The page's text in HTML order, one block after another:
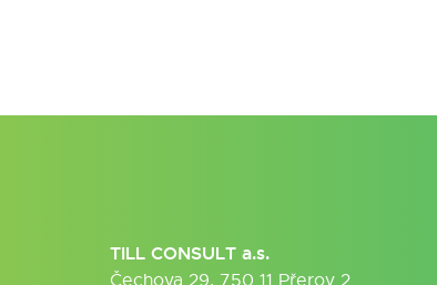
TILL CONSULT a.s.
Čechova 29, 750 11 Přerov 2